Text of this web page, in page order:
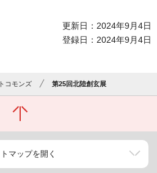
更新日：2024年9月4日
登録日：2024年9月4日
コモンズ 第25回北陸創玄展
マップを開く